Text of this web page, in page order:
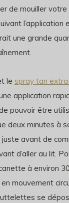
de mouiller
l’application
une grande
le spray tan
application
pouvoir être
deux minutes à
juste avant de
d’aller au lit.
à environ
mouvement
se